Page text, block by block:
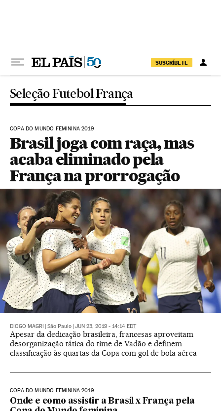
SUSCRÍBETE
Seleção Futebol França
COPA DO MUNDO FEMININA 2019
Brasil joga com raça, mas
acaba eliminado pela
França na prorrogação
DIOGO MAGRI São Paulo JUN 23, 2019 - 14:14 EDT
Apesar da dedicação brasileira, francesas aproveitam
desorganização tática do time de Vadão e definem
classificação às quartas da Copa com gol de bola aérea
COPA DO MUNDO FEMININA 2019
Onde e como assistir a Brasil x França pela